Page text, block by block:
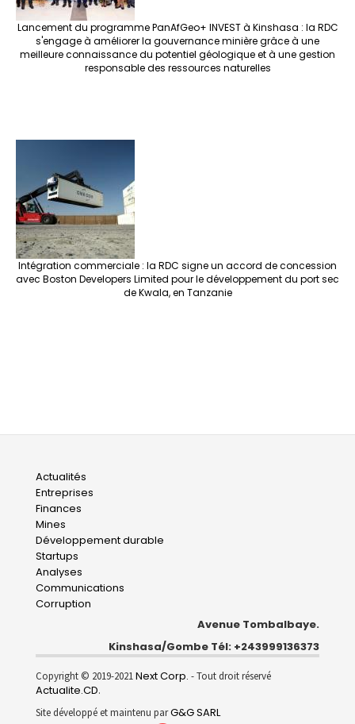
Lancement du programme PanAfGeo+ INVEST à Kinshasa : la RDC
s'engage à améliorer la gouvernance minière grâce à une
meilleure connaissance du potentiel géologique et à une gestion
responsable des ressources naturelles
Intégration commerciale : la RDC signe un accord de concession
avec Boston Developers Limited pour le développement du port sec
de Kwala, en Tanzanie
Main
navigation
Actualités
Entreprises
Finances
Mines
Développement durable
Startups
Analyses
Communications
Corruption
Avenue Tombalbaye.
Kinshasa/Gombe Tél: +243999136373
Copyright © 2019-2021Next Corp. - Tout droit réservé
Actualite.CD.
Site développé et maintenu parG&G SARL